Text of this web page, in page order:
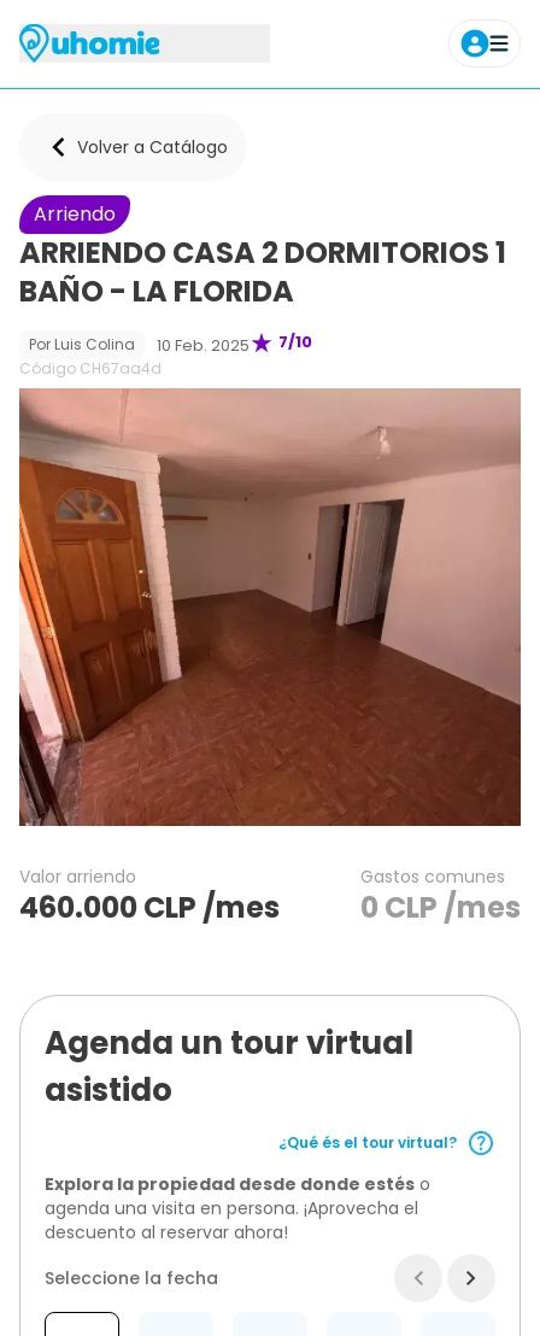
Agendar tour
Volver a Catálogo
Arriendo
ARRIENDO CASA 2 DORMITORIOS 1
BAÑO - LA FLORIDA
7/10
Por Luis Colina 10 Feb. 2025
Código CH67aa4d
Valor arriendo
460.000CLP /mes
Gastos comunes
0 CLP /mes
Agenda un tour virtual
asistido
¿Qué és el tour virtual?
Explora la propiedad desde donde estés o
agenda una visita en persona. ¡Aprovecha el
descuento al reservar ahora!
Seleccione la fecha